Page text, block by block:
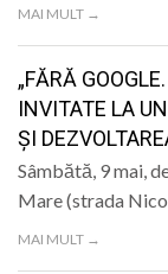
MAI MULT →
„FĂRĂ
INVITATE LA
ȘI
Sâmbătă, 9 mai,
Mare (strada
MAI MULT →